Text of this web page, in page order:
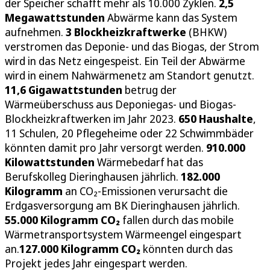
Megawattstunden Abwärme kann das System
aufnehmen. 3 Blockheizkraftwerke (BHKW)
verstromen das Deponie- und das Biogas, der Strom
wird in das Netz eingespeist. Ein Teil der Abwärme
wird in einem Nahwärmenetz am Standort genutzt.
11,6 Gigawattstunden betrug der
Wärmeüberschuss aus Deponiegas- und Biogas-
Blockheizkraftwerken im Jahr 2023. 650 Haushalte,
11 Schulen, 20 Pflegeheime oder 22 Schwimmbäder
könnten damit pro Jahr versorgt werden. 910.000
Kilowattstunden Wärmebedarf hat das
Berufskolleg Dieringhausen jährlich. 182.000
Kilogramm an CO₂-Emissionen verursacht die
Erdgasversorgung am BK Dieringhausen jährlich.
55.000 Kilogramm CO₂ fallen durch das mobile
Wärmetransportsystem Wärmeengel eingespart
an.127.000 Kilogramm CO₂ könnten durch das
Projekt jedes Jahr eingespart werden.